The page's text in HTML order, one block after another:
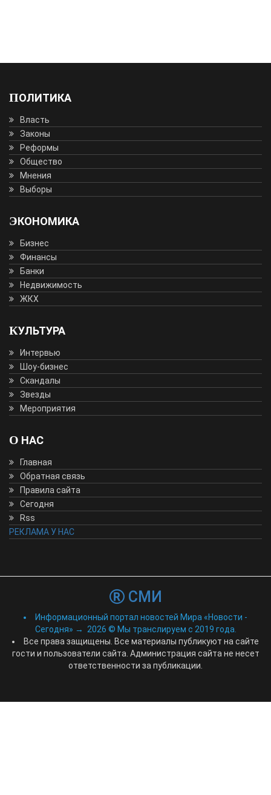
ПОЛИТИКА
Власть
Законы
Реформы
Общество
Мнения
Выборы
ЭКОНОМИКА
Бизнес
Финансы
Банки
Недвижимость
ЖКХ
КУЛЬТУРА
Интервью
Шоу-бизнес
Скандалы
Звезды
Мероприятия
О НАС
Главная
Обратная связь
Правила сайта
Сегодня
Rss
РЕКЛАМА У НАС
СМИ
Информационный портал новостей Мира «Новости -
Сегодня» → 2026 © Мы транслируем с 2019 года.
Все права защищены. Все материалы публикуют на сайте
гости и пользователи сайта. Администрация сайта не несет
ответственности за публикации.